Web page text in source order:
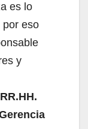
es lo
por eso
y